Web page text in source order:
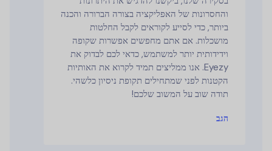
והחסרונות של האפליקציה בצורה הברורה והכנה
ביותר, כדי לסייע לקוראים לקבל החלטות
מושכלות. אם אתם מחפשים אפשרות שקופה
וידידותית יותר למשתמש, כדאי לכם לבדוק את
Eyezy. אנו ממליצים תמיד לקרוא את האותיות
הקטנות לפני שמתחילים תקופת ניסיון כלשהי.
תודה שוב על המשוב שלכם!
הגב